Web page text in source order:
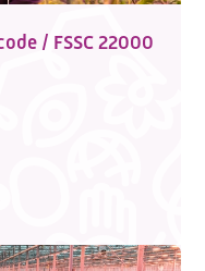
/ FSSC 22000